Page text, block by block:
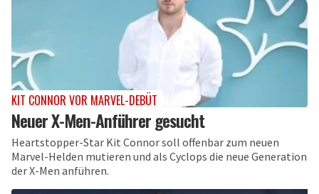
KIT CONNOR VOR MARVEL-DEBÜT
Neuer X-Men-Anführer gesucht
Heartstopper-Star Kit Connor soll offenbar zum neuen
Marvel-Helden mutieren und als Cyclops die neue Generation
der X-Men anführen.